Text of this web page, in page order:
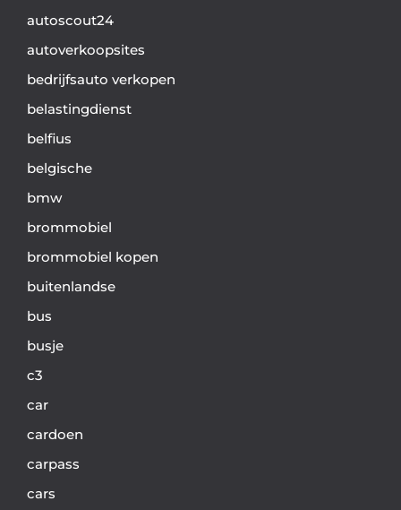
autoscout24
autoverkoopsites
bedrijfsauto verkopen
belastingdienst
belfius
belgische
bmw
brommobiel
brommobiel kopen
buitenlandse
bus
busje
c3
car
cardoen
carpass
cars